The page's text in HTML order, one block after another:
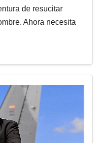
de resucitar
Ahora necesita